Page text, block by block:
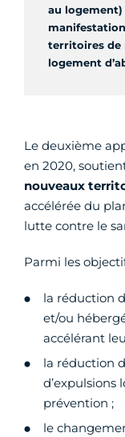
au logement)
territoires de
logement
Le deuxième
en 2020,
nouveaux
accélérée du
lutte contre le
Parmi les
la réduction
et/ou
accélérant
la réduction
d’expulsions
prévention ;
le